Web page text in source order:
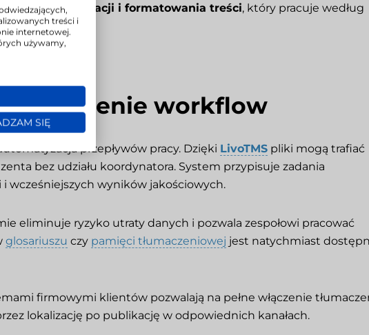
lokalizacji i formatowania treści, który pracuje według
workflow
przepływów pracy. Dzięki LivoTMS pliki mogą trafiać
bez udziału koordynatora. System przypisuje zadania
wcześniejszych wyników jakościowych.
eliminuje ryzyko utraty danych i pozwala zespołowi pracować
glosariuszu czy pamięci tłumaczeniowej jest natychmiast
firmowymi klientów pozwalają na pełne włączenie
lokalizację po publikację w odpowiednich kanałach.
treści i
internetowej.
używamy,
SIĘ